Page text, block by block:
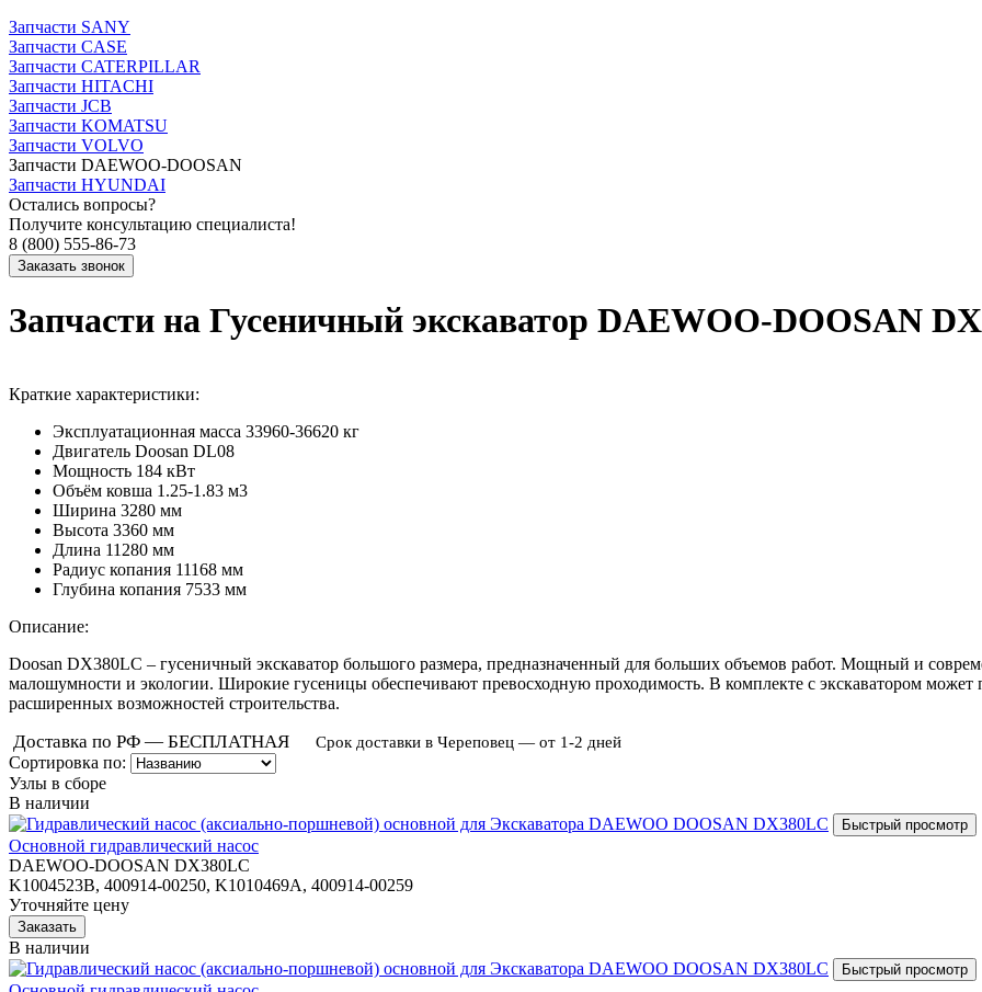
Запчасти SANY
Запчасти CASE
Запчасти CATERPILLAR
Запчасти HITACHI
Запчасти JCB
Запчасти KOMATSU
Запчасти VOLVO
Запчасти DAEWOO-DOOSAN
Запчасти HYUNDAI
Остались вопросы?
Получите консультацию специалиста!
8 (800) 555-86-73
Запчасти на Гусеничный экскаватор DAEWOO-DOOSAN
Краткие характеристики:
Эксплуатационная масса 33960-36620 кг
Двигатель Doosan DL08
Мощность 184 кВт
Объём ковша 1.25-1.83 м3
Ширина 3280 мм
Высота 3360 мм
Длина 11280 мм
Радиус копания 11168 мм
Глубина копания 7533 мм
Описание:
Doosan DX380LC – гусеничный экскаватор большого размера, предназначенный для больших объемов работ. Мощный и
малошумности и экологии. Широкие гусеницы обеспечивают превосходную проходимость. В комплекте с экскаватором может
расширенных возможностей строительства.
Доставка по РФ — БЕСПЛАТНАЯ Срок доставки в Череповец — от 1-2 дней
Сортировка по:
Узлы в сборе
В наличии
Основной гидравлический насос
DAEWOO-DOOSAN DX380LC
K1004523B, 400914-00250, K1010469A, 400914-00259
Уточняйте цену
В наличии